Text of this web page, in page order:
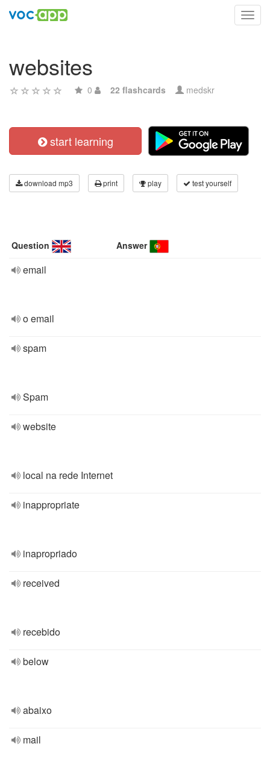
websites
0 22 flashcards medskr
start learning
download mp3 print play test yourself
Question Answer
email
o email
spam
Spam
website
local na rede Internet
inappropriate
inapropriado
received
recebido
below
abaixo
mail